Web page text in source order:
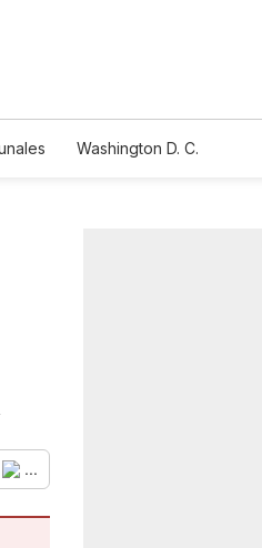
Washington D. C.
...